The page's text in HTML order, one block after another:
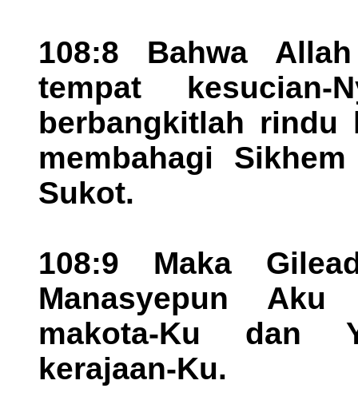
108:8 Bahwa
tempat
berbangkitlah rindu
membahagi
Sukot.
108:9 Maka
Manasyepun
makota-Ku dan
kerajaan-Ku.